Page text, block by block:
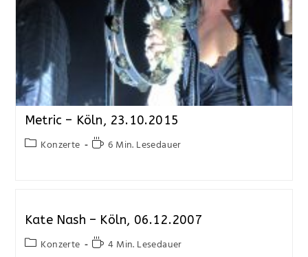
Metric – Köln, 23.10.2015
Konzerte 6 Min. Lesedauer
Kate Nash – Köln, 06.12.2007
Konzerte 4 Min. Lesedauer